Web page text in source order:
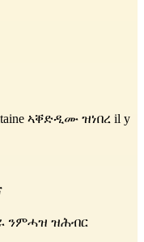
ኣቐድዲሙ ዝነበረ il y
ንምሓዝ ዝሕብር